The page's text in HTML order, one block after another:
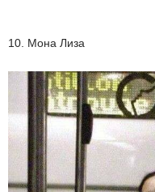
10. Мона Лиза